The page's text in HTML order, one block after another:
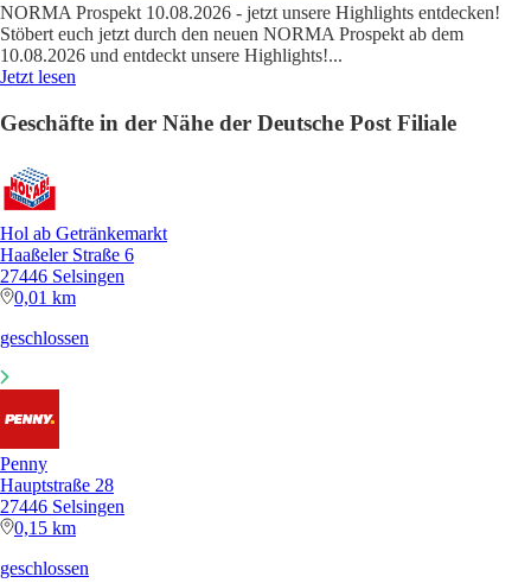
NORMA Prospekt 10.08.2026 - jetzt unsere Highlights entdecken!
Stöbert euch jetzt durch den neuen NORMA Prospekt ab dem
10.08.2026 und entdeckt unsere Highlights!...
Jetzt lesen
Geschäfte in der Nähe der Deutsche Post Filiale
Hol ab Getränkemarkt
Haaßeler Straße 6
27446 Selsingen
0,01 km
geschlossen
Penny
Hauptstraße 28
27446 Selsingen
0,15 km
geschlossen